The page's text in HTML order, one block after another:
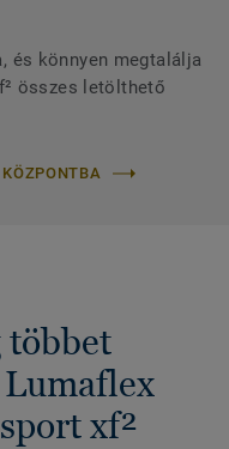
és könnyen megtalálja
összes letölthető
többet
xf²